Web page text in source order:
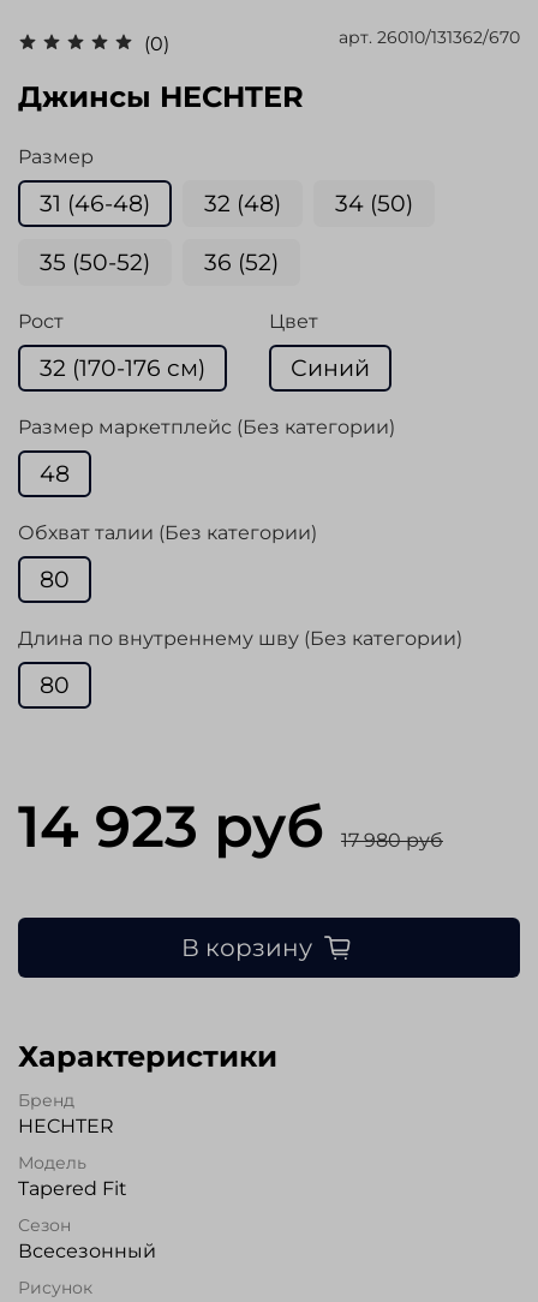
(0) арт. 26010/131362/670
Джинсы HECHTER
Размер
31 (46-48) 32 (48) 34 (50)
35 (50-52) 36 (52)
Рост
32 (170-176 cм)
Цвет
Синий
Размер маркетплейс (Без категории)
48
Обхват талии (Без категории)
80
Длина по внутреннему шву (Без категории)
80
14 923 руб 17 980 руб
В корзину
Характеристики
Бренд
HECHTER
Модель
Tapered Fit
Сезон
Всесезонный
Рисунок